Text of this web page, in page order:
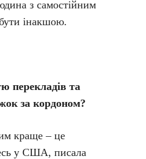
з самостійним
інакшою.
перекладів та
за кордоном?
краще – це
у США, писала